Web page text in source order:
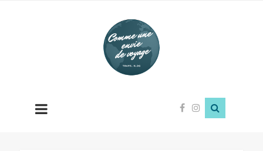
Comme
une
envie
de